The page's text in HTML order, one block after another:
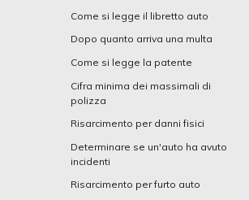
Come si legge il libretto auto
Dopo quanto arriva una multa
Come si legge la patente
Cifra minima dei massimali di
polizza
Risarcimento per danni fisici
Determinare se un'auto ha avuto
incidenti
Risarcimento per furto auto